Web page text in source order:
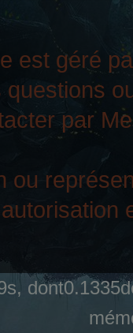
est géré
par
ou